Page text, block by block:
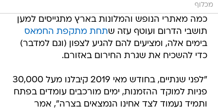
מכלוף
כמה מאתרי הנופש והמלונות בארץ מתגייסים למען
תושבי הדרום ועוטף עזה שתחת מתקפת החמאס
בימים אלה, ומציעים להם להגיע לצפון (וגם למדבר)
כדי להשכיח את שגרת החירום באזורם.
"לפני שנתיים, בחודש מאי 2019 קיבלנו מעל 30,000
פניות למוקד ההזמנות, ימים מורכבים עומדים בפתח
ותמיד נעמוד לצד אחינו הנמצאים בצרה", אמר